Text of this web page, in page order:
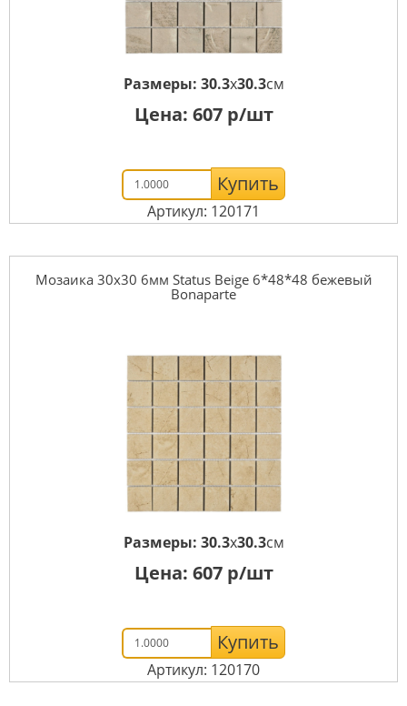
Размеры: 30.3x30.3см
Цена: 607р/шт
Купить
Артикул: 120171
Мозаика 30x30 6мм Status Beige 6*48*48 бежевый
Bonaparte
Размеры: 30.3x30.3см
Цена: 607р/шт
Купить
Артикул: 120170